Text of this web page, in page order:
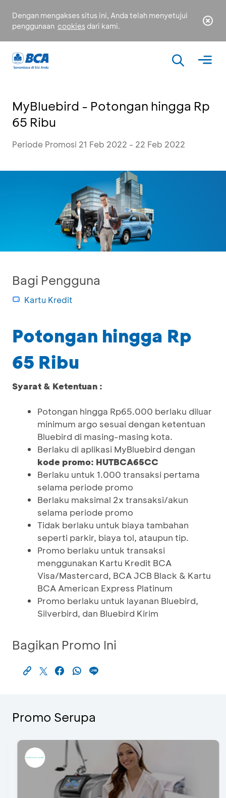
Dengan mengakses situs ini, Anda telah menyetujui
penggunaan cookies dari kami.
MyBluebird - Potongan hingga Rp
65 Ribu
Periode Promosi 21 Feb 2022 - 22 Feb 2022
Bagi Pengguna
Kartu Kredit
Potongan hingga Rp
65 Ribu
Syarat & Ketentuan :
Potongan hingga Rp65.000 berlaku diluar
minimum argo sesuai dengan ketentuan
Bluebird di masing-masing kota.
Berlaku di aplikasi MyBluebird dengan
kode promo: HUTBCA65CC
Berlaku untuk 1.000 transaksi pertama
selama periode promo
Berlaku maksimal 2x transaksi/akun
selama periode promo
Tidak berlaku untuk biaya tambahan
seperti parkir, biaya tol, ataupun tip.
Promo berlaku untuk transaksi
menggunakan Kartu Kredit BCA
Visa/Mastercard, BCA JCB Black & Kartu
BCA American Express Platinum
Promo berlaku untuk layanan Bluebird,
Silverbird, dan Bluebird Kirim
Bagikan Promo Ini
Promo Serupa